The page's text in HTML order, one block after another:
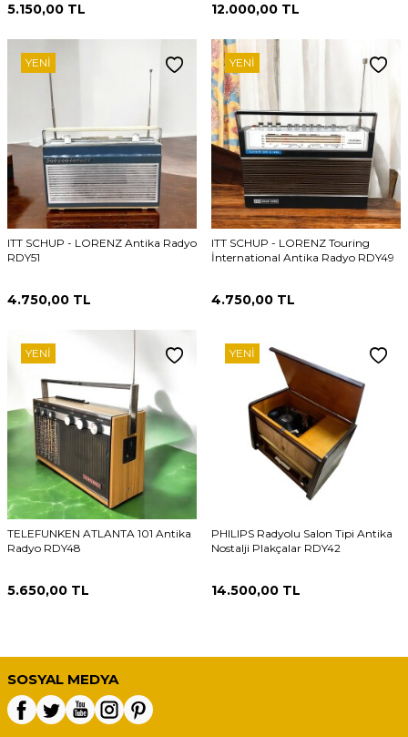
5.150,00 TL 12.000,00 TL
YENI
ITT SCHUP - LORENZ Antika Radyo
RDY51
4.750,00 TL
YENI
ITT SCHUP - LORENZ Touring
İnternational Antika Radyo RDY49
4.750,00 TL
YENI
TELEFUNKEN ATLANTA 101 Antika
Radyo RDY48
5.650,00 TL
YENI
PHILIPS Radyolu Salon Tipi Antika
Nostalji Plakçalar RDY42
14.500,00 TL
SOSYAL MEDYA